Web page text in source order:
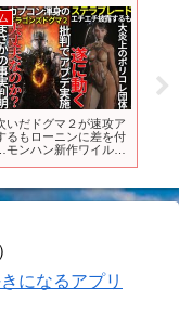
いだドグマ２が速攻ア
るもローニンに差を付
ンハン新作ワイルズ
の手によってポリコレ
になるアプリ